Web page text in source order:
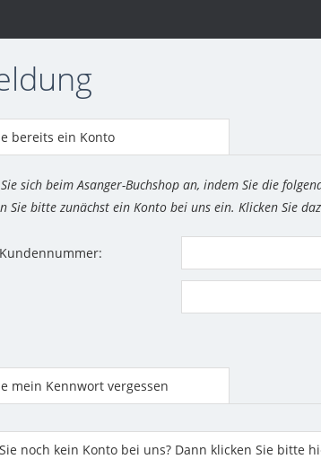
bereits ein Konto
sich beim Asanger-Buchshop an, indem Sie die
Sie bitte zunächst ein Konto bei uns ein. Klicken Sie
mein Kennwort vergessen
noch kein Konto bei uns? Dann klicken Sie bitte